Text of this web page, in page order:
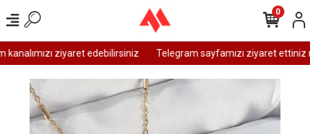
ziyaret edebilirsiniz Telegram sayfamızı ziyaret ettiniz
0